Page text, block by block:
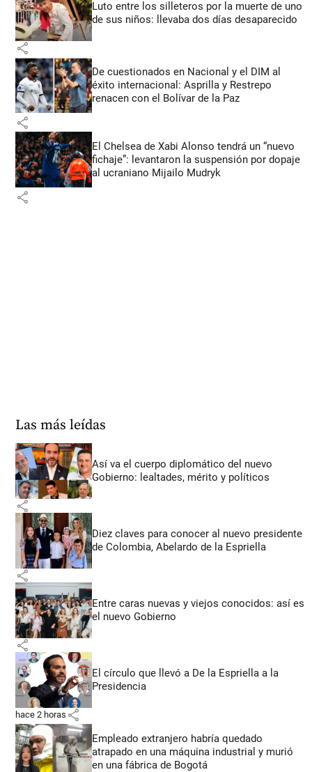
Luto entre los silleteros por la muerte de uno
de sus niños: llevaba dos días desaparecido
share
De cuestionados en Nacional y el DIM al
éxito internacional: Asprilla y Restrepo
renacen con el Bolívar de la Paz
share
El Chelsea de Xabi Alonso tendrá un “nuevo
fichaje”: levantaron la suspensión por dopaje
al ucraniano Mijailo Mudryk
share
Las más leídas
Así va el cuerpo diplomático del nuevo
Gobierno: lealtades, mérito y políticos
share
Diez claves para conocer al nuevo presidente
de Colombia, Abelardo de la Espriella
share
Entre caras nuevas y viejos conocidos: así es
el nuevo Gobierno
share
El círculo que llevó a De la Espriella a la
Presidencia
hace 2 horas share
Empleado extranjero habría quedado
atrapado en una máquina industrial y murió
en una fábrica de Bogotá